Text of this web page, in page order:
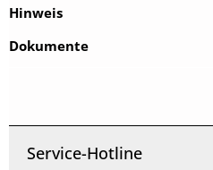
Hinweis
Dokumente
Service-Hotline